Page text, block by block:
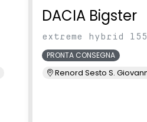
DACIA Bigster
extreme hybrid 155
PRONTA CONSEGNA
Renord Sesto S.